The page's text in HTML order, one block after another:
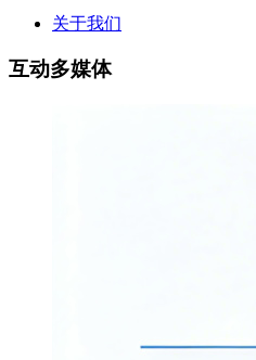
关于我们
互动多媒体